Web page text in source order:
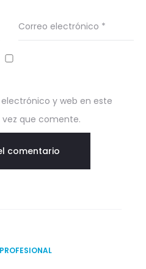
Correo electrónico *
y web en este
que comente.